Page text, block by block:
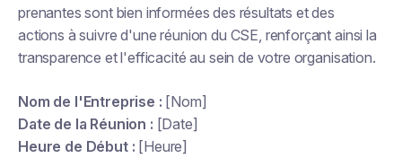
prenantes sont bien informées des résultats et des
actions à suivre d'une réunion du CSE, renforçant ainsi la
transparence et l'efficacité au sein de votre organisation.
Nom de l'Entreprise : [Nom]
Date de la Réunion : [Date]
Heure de Début : [Heure]